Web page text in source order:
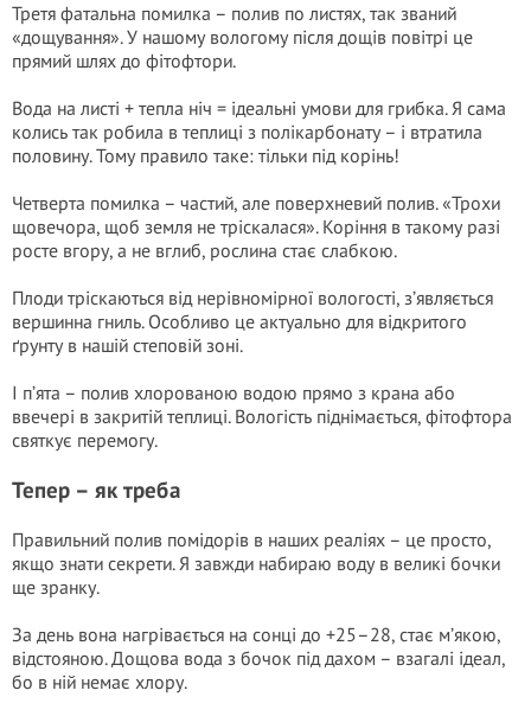
Третя фатальна помилка – полив по листях, так званий
«дощування». У нашому вологому після дощів повітрі це
прямий шлях до фітофтори.
Вода на листі + тепла ніч = ідеальні умови для грибка. Я сама
колись так робила в теплиці з полікарбонату – і втратила
половину. Тому правило таке: тільки під корінь!
Четверта помилка – частий, але поверхневий полив. «Трохи
щовечора, щоб земля не тріскалася». Коріння в такому разі
росте вгору, а не вглиб, рослина стає слабкою.
Плоди тріскаються від нерівномірної вологості, з’являється
вершинна гниль. Особливо це актуально для відкритого
ґрунту в нашій степовій зоні.
І п’ята – полив хлорованою водою прямо з крана або
ввечері в закритій теплиці. Вологість піднімається, фітофтора
святкує перемогу.
Тепер – як треба
Правильний полив помідорів в наших реаліях – це просто,
якщо знати секрети. Я завжди набираю воду в великі бочки
ще зранку.
За день вона нагрівається на сонці до +25–28, стає м’якою,
відстояною. Дощова вода з бочок під дахом – взагалі ідеал,
бо в ній немає хлору.